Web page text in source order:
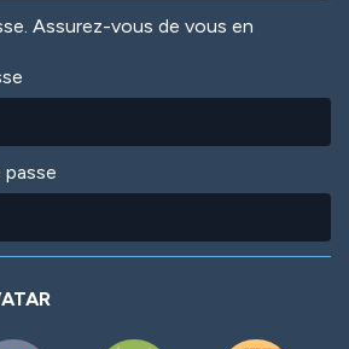
Assurez-vous de vous en